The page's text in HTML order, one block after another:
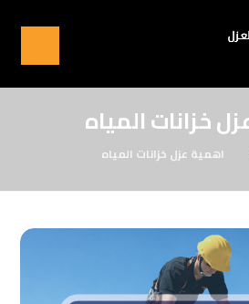
خزانات المياه
اهمية عزل خزانات المياه